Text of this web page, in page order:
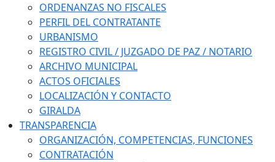
ORDENANZAS NO FISCALES
PERFIL DEL CONTRATANTE
URBANISMO
REGISTRO CIVIL / JUZGADO DE PAZ / NOTARIO
ARCHIVO MUNICIPAL
ACTOS OFICIALES
LOCALIZACIÓN Y CONTACTO
GIRALDA
TRANSPARENCIA
ORGANIZACIÓN, COMPETENCIAS, FUNCIONES
CONTRATACIÓN